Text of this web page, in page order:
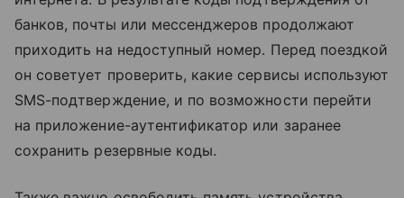
банков, почты или мессенджеров продолжают
приходить на недоступный номер. Перед поездкой
он советует проверить, какие сервисы используют
SMS-подтверждение, и по возможности перейти
на приложение-аутентификатор или заранее
сохранить резервные коды.